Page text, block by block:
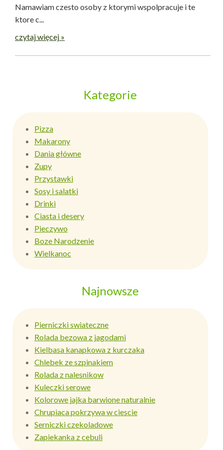
Namawiam czesto osoby z ktorymi wspolpracuje i te
ktore c...
czytaj więcej »
Kategorie
Pizza
Makarony
Dania główne
Zupy
Przystawki
Sosy i salatki
Drinki
Ciasta i desery
Pieczywo
Boze Narodzenie
Wielkanoc
Najnowsze
Pierniczki swiateczne
Rolada bezowa z jagodami
Kielbasa kanapkowa z kurczaka
Chlebek ze szpinakiem
Rolada z nalesnikow
Kuleczki serowe
Kolorowe jajka barwione naturalnie
Chrupiaca pokrzywa w ciescie
Serniczki czekoladowe
Zapiekanka z cebuli